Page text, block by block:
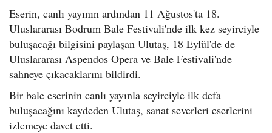
Eserin, canlı yayının ardından 11 Ağustos'ta 18.
Uluslararası Bodrum Bale Festivali'nde ilk kez seyirciyle
buluşacağı bilgisini paylaşan Ulutaş, 18 Eylül'de de
Uluslararası Aspendos Opera ve Bale Festivali'nde
sahneye çıkacaklarını bildirdi.
Bir bale eserinin canlı yayınla seyirciyle ilk defa
buluşacağını kaydeden Ulutaş, sanat severleri eserlerini
izlemeye davet etti.